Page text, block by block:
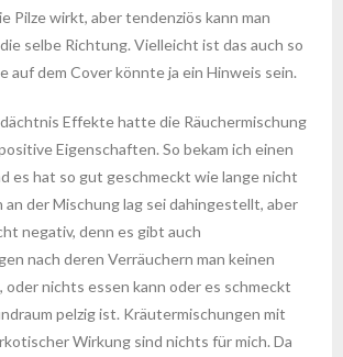
Pilze wirkt, aber tendenziös kann man
selbe Richtung. Vielleicht ist das auch so
auf dem Cover könnte ja ein Hinweis sein.
Effekte hatte die Räuchermischung
Eigenschaften. So bekam ich einen
es hat so gut geschmeckt wie lange nicht
an der Mischung lag sei dahingestellt, aber
negativ, denn es gibt auch
nach deren Verräuchern man keinen
oder nichts essen kann oder es schmeckt
pelzig ist. Kräutermischungen mit
Wirkung sind nichts für mich. Da